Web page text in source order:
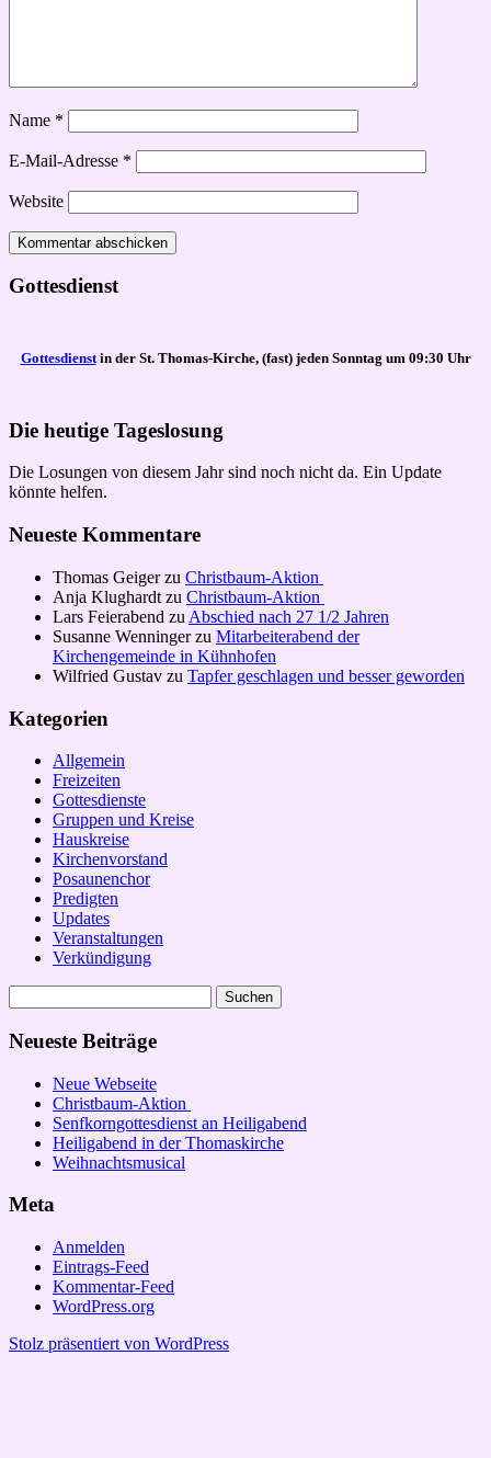
Name *
E-Mail-Adresse *
Website
Gottesdienst
Gottesdienstin der St. Thomas-Kirche, (fast) jeden Sonntag um 09:30 Uhr
Die heutige Tageslosung
Die Losungen von diesem Jahr sind noch nicht da. Ein Update
könnte helfen.
Neueste Kommentare
Thomas Geigerzu Christbaum-Aktion
Anja Klughardt zu Christbaum-Aktion
Lars Feierabend zu Abschied nach 27 1/2 Jahren
Susanne Wenningerzu Mitarbeiterabend der
Kirchengemeinde in Kühnhofen
Wilfried Gustav zu Tapfer geschlagen und besser geworden
Kategorien
Allgemein
Freizeiten
Gottesdienste
Gruppen und Kreise
Hauskreise
Kirchenvorstand
Posaunenchor
Predigten
Updates
Veranstaltungen
Verkündigung
nach:
Neueste Beiträge
Neue Webseite
Christbaum-Aktion
Senfkorngottesdienst an Heiligabend
Heiligabend in der Thomaskirche
Weihnachtsmusical
Meta
Anmelden
Eintrags-Feed
Kommentar-Feed
WordPress.org
Stolz präsentiert von WordPress